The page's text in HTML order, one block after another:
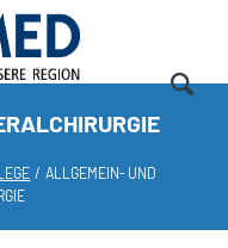
ALLGEMEIN- UND